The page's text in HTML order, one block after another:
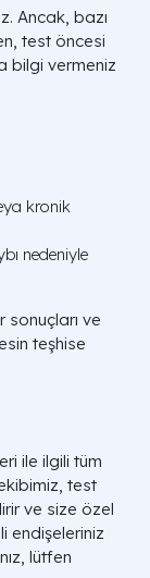
Ancak, bazı
test öncesi
bilgi vermeniz
kronik
nedeniyle
ve
teşhise
ile ilgili tüm
test
ve size özel
endişeleriniz
lütfen